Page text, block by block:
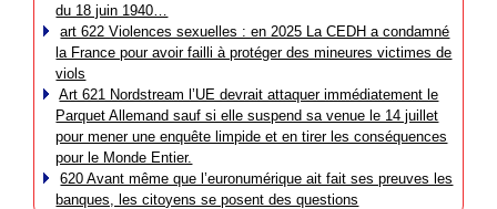
du 18 juin 1940…
art 622 Violences sexuelles : en 2025 La CEDH a condamné
la France pour avoir failli à protéger des mineures victimes de
viols
Art 621 Nordstream l’UE devrait attaquer immédiatement le
Parquet Allemand sauf si elle suspend sa venue le 14 juillet
pour mener une enquête limpide et en tirer les conséquences
pour le Monde Entier.
620 Avant même que l’euronumérique ait fait ses preuves les
banques, les citoyens se posent des questions